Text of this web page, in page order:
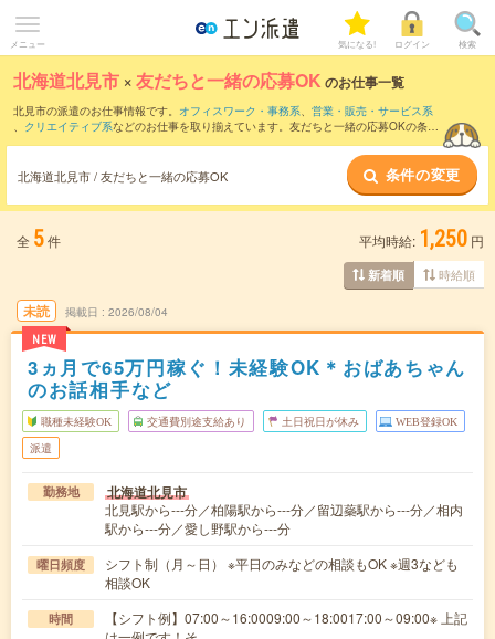
メニュー 気になる! ログイン 検索
北海道北見市 ×友だちと一緒の応募OK のお仕事一覧
北見市の派遣のお仕事情報です。 オフィスワーク・事務系、 営業・販売・サービス系
、 クリエイティブ系などのお仕事を取り揃えています。友だちと一緒の応募OKの条件
北海道北見市 / 友だちと一緒の応募OK 条件の変更
全 5件 平均時給: 1,250 円
新着順 時給順
未読
NEW
掲載日 2026/08/04
3ヵ月で65万円稼ぐ！未経験OK＊おばあちゃん
のお話相手など
職種未経験OK 交通費別途支給あり 土日祝日が休み WEB登録OK
派遣
勤務地 北海道北見市
北見駅から---分／柏陽駅から---分／留辺蘂駅から---分／相内
駅から---分／愛し野駅から---分
曜日頻度
シフト制（月～日） ※平日のみなどの相談もOK ※週3なども
相談OK
時間
【シフト例】07:00～16:0009:00～18:0017:00～09:00※ 上記